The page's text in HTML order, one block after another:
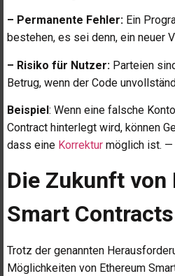
– Permanente Fehler: Ein
bestehen, es sei denn, ein neuer
– Risiko für Nutzer: Parteien
Betrug, wenn der Code
Beispiel: Wenn eine falsche
Contract hinterlegt wird, können
dass eine Korrektur möglich ist. —
Die Zukunft von
Smart Contracts
Trotz der genannten
Möglichkeiten von Ethereum